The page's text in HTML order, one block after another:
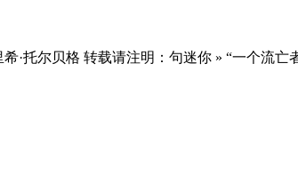
·托尔贝格 转载请注明：句迷你 » “一个流